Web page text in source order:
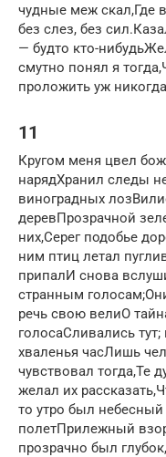
чудные меж скал,Где
без слез, без
— будто кто-
смутно понял я
проложить уж
11
Кругом меня цвел
нарядХранил следы
виноградных
деревПрозрачной
них,Серег подобье
ним птиц летал
припалИ снова
странным
речь свою велиО
голосаСливались
хваленья часЛишь
чувствовал тогда,Те
желал их
то утро был небесный
полетПрилежный
прозрачно был